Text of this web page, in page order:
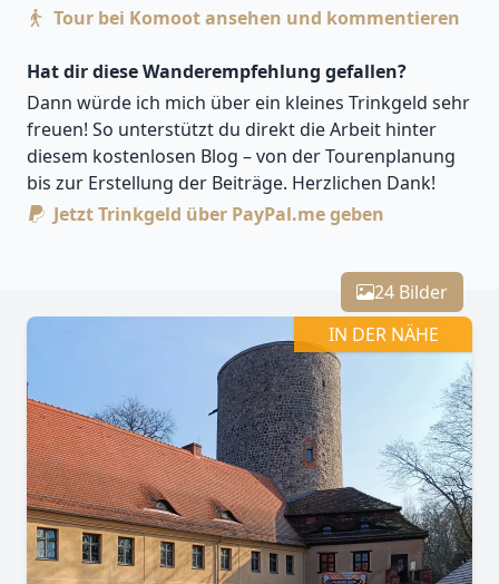
Tour bei Komoot ansehen und kommentieren
Hat dir diese Wanderempfehlung gefallen?
Dann würde ich mich über ein kleines Trinkgeld sehr
freuen! So unterstützt du direkt die Arbeit hinter
diesem kostenlosen Blog – von der Tourenplanung
bis zur Erstellung der Beiträge. Herzlichen Dank!
Jetzt Trinkgeld über PayPal.me geben
Zoomen mit Strg+Mausrad
−
24 Bilder
IN DER NÄHE